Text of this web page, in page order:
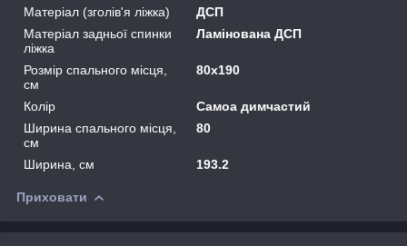
Матеріал (зголів'я ліжка)
ДСП
Матеріал задньої спинки
ліжка
Ламінована ДСП
Розмір спального місця,
см
80x190
Колір
Самоа димчастий
Ширина спального місця,
см
80
Ширина, см 193.2
Приховати